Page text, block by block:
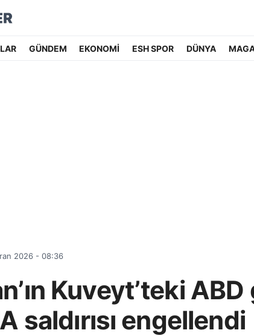
GÜNDEM EKONOMİ ESH SPOR DÜNYA
2026 - 08:36
Kuveyt’teki
saldırısı engellendi